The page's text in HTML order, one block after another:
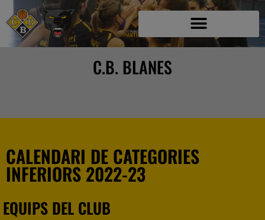
C.B. BLANES
CALENDARI DE CATEGORIES
INFERIORS 2022-23
EQUIPS DEL CLUB